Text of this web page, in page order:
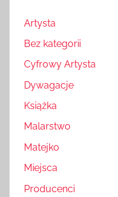
Artysta
Bez kategorii
Cyfrowy Artysta
Dywagacje
Książka
Malarstwo
Matejko
Miejsca
Producenci